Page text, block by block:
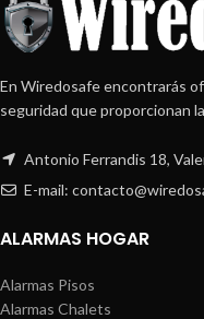
En Wiredosafe encontrarás
seguridad que proporcionan
Antonio Ferrandis 18,
E-mail:
ALARMAS HOGAR
Alarmas Pisos
Alarmas Chalets